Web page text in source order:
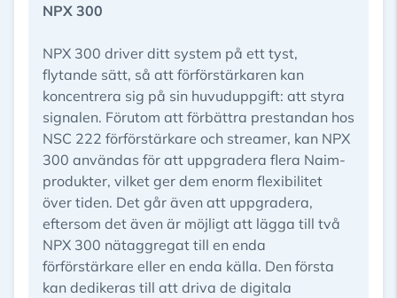
NPX 300
NPX 300 driver ditt system på ett tyst,
flytande sätt, så att förförstärkaren kan
koncentrera sig på sin huvuduppgift: att styra
signalen. Förutom att förbättra prestandan hos
NSC 222 förförstärkare och streamer, kan NPX
300 användas för att uppgradera flera Naim-
produkter, vilket ger dem enorm flexibilitet
över tiden. Det går även att uppgradera,
eftersom det även är möjligt att lägga till två
NPX 300 nätaggregat till en enda
förförstärkare eller en enda källa. Den första
kan dedikeras till att driva de digitala